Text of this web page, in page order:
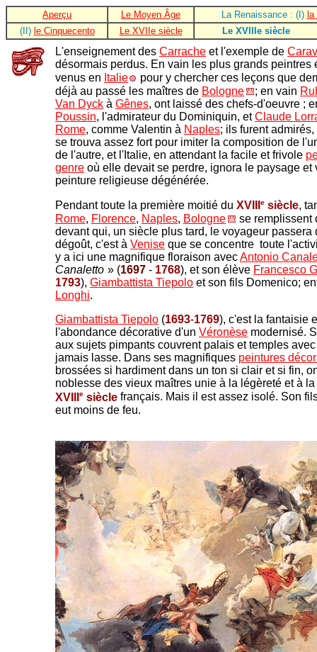
Aperçu Le Moyen Âge La Renaissance : (I)
(II) le Cinquecento Le XVIIe siècle Le XVIIIe siècle
L'enseignement des Carrache et l'exemple de
désormais perdus. En vain les plus grands peintres
venus en Italie
pour y chercher ces leçons que
déjà au passé les maîtres de Bologne ; en vain
Van Dyck à Gênes, ont laissé des chefs-d'oeuvre ;
Poussin, l'admirateur du Dominiquin, etClaude
Rome, comme Valentin à Naples; ils furent
se trouva assez fort pour imiter la composition de
de l'autre, et l'Italie, en attendant la facile et frivole
genre où elle devait se perdre, ignora le paysage et
peinture religieuse dégénérée.
Pendant toute la première moitié du XVIII e siècle,
Rome, Florence, Naples, Bologne
se remplissent
devant qui, un siècle plus tard, le voyageur passera
dégoût, c'est à Venise que se concentre toute
y a ici une magnifique floraison avecAntonio
Canaletto-» (1697 - 1768), et son élève Francesco
1793), Giambattista Tiepolo et son fils Domenico;
Longhi.
Giambattista Tiepolo (1693-1769), c'est la fantaisie
l'abondance décorative d'un Véronèse modernisé.
aux sujets pimpants couvrent palais et temples
jamais lasse. Dans ses magnifiques peintures
brossées si hardiment dans un ton si clair et si fin,
noblesse des vieux maîtres unie à la légèreté et à
XVIII
e siècle français. Mais il est assez isolé. Son
eut moins de feu.
-